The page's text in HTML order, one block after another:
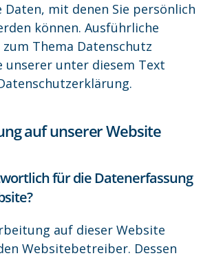
Daten, mit denen Sie persönlich
können. Ausführliche
Thema Datenschutz
unserer unter diesem Text
auf unserer Website
für die Datenerfassung
auf dieser Website
Websitebetreiber. Dessen